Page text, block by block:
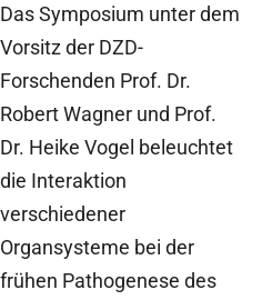
Das Symposium unter dem
Vorsitz der DZD-
Forschenden Prof. Dr.
Robert Wagner und Prof.
Dr. Heike Vogel beleuchtet
die Interaktion
verschiedener
Organsysteme bei der
frühen Pathogenese des